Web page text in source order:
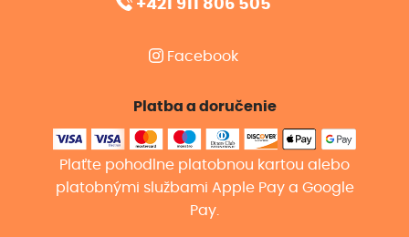
+421 911 806 505
Facebook
Platba a doručenie
Plaťte pohodlne platobnou kartou alebo
platobnými službami Apple Pay a Google
Pay.